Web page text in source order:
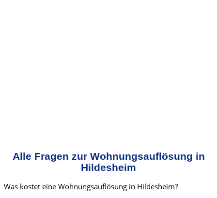
Alle Fragen zur Wohnungsauflösung in
Hildesheim
Was kostet eine Wohnungsauflösung in Hildesheim?